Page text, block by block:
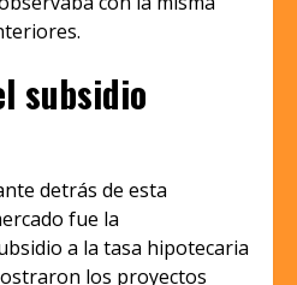
subsidio
detrás de esta
fue la
a la tasa hipotecaria
los proyectos